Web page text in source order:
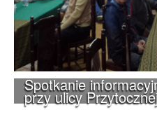
Spotkanie
przy ulicy